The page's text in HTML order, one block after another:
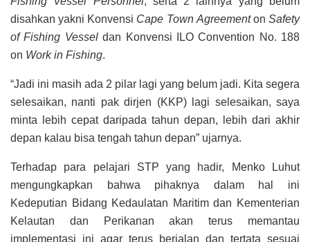
disahkan yakni Konvensi Cape Town AgreementonSafety
of Fishing Vesseldan Konvensi ILO Convention No. 188
on Work in Fishing.
“Jadi ini masih ada 2 pilar lagi yang belum jadi. Kita segera
selesaikan, nanti pak dirjen (KKP) lagi selesaikan, saya
minta lebih cepat daripada tahun depan, lebih dari akhir
depan kalau bisa tengah tahun depan” ujarnya.
Terhadap para pelajari STP yang hadir, Menko Luhut
mengungkapkan bahwa pihaknya dalam hal ini
Kedeputian Bidang Kedaulatan Maritim dan Kementerian
Kelautan dan Perikanan akan terus memantau
implementasi ini agar terus berjalan dan tertata sesuai